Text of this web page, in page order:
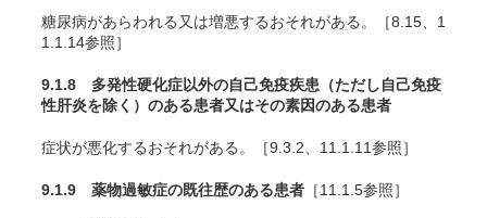
糖尿病があらわれる又は増悪するおそれがある。［8.15、1
1.1.14参照］
9.1.8 多発性硬化症以外の自己免疫疾患（ただし自己免疫
性肝炎を除く）のある患者又はその素因のある患者
症状が悪化するおそれがある。［9.3.2、11.1.11参照］
9.1.9 薬物過敏症の既往歴のある患者 ［11.1.5参照］